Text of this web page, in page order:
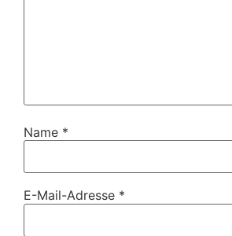
Name *
E-Mail-Adresse *